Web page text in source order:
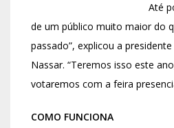
Até
de um público muito maior do
passado”, explicou a
Nassar. “Teremos isso este
votaremos com a feira
COMO FUNCIONA